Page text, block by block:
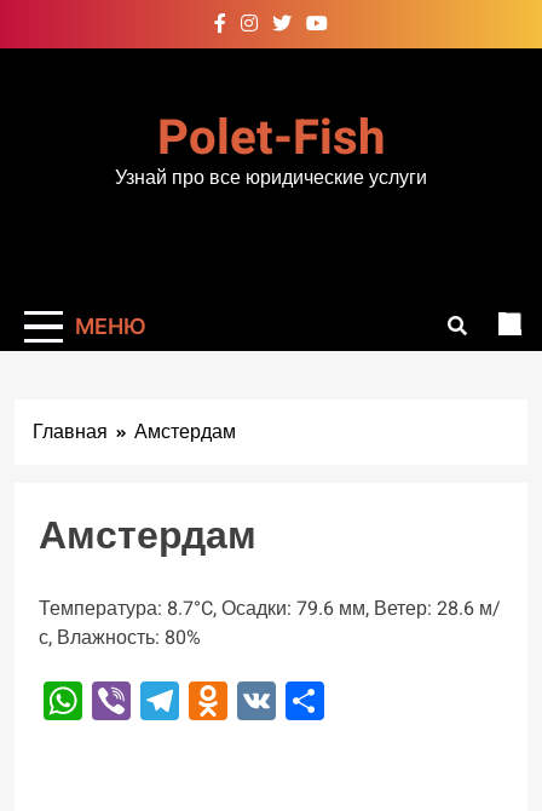
к
Polet-Fish
Узнай про все юридические услуги
МЕНЮ
Главная Амстердам
Амстердам
Температура: 8.7°C, Осадки: 79.6 мм, Ветер: 28.6 м/
с, Влажность: 80%
WhatsApp
ViberTelegram
Odnoklassniki
VK